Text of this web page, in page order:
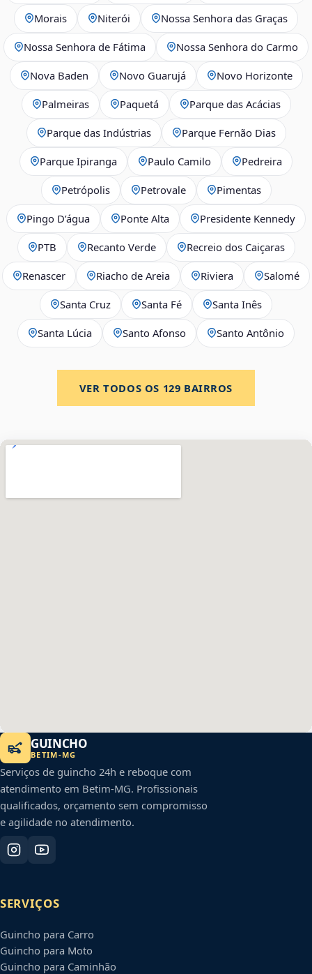
Morais Niterói Nossa Senhora das Graças
Nossa Senhora de Fátima Nossa Senhora do Carmo
Nova Baden Novo Guarujá Novo Horizonte
Palmeiras Paquetá Parque das Acácias
Parque das Indústrias Parque Fernão Dias
Parque Ipiranga Paulo Camilo Pedreira
Petrópolis Petrovale Pimentas
Pingo D’água Ponte Alta Presidente Kennedy
PTB Recanto Verde Recreio dos Caiçaras
Renascer Riacho de Areia Riviera Salomé
Santa Cruz Santa Fé Santa Inês
Santa Lúcia Santo Afonso Santo Antônio
VER TODOS OS 129 BAIRROS
GUINCHO
BETIM-MG
Serviços de guincho 24h e reboque com
atendimento em Betim-MG. Profissionais
qualificados, orçamento sem compromisso
e agilidade no atendimento.
SERVIÇOS
Guincho para Carro
Guincho para Moto
Guincho para Caminhão